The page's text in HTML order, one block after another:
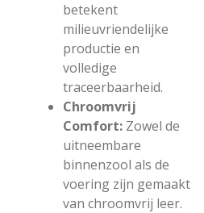
betekent
milieuvriendelijke
productie en
volledige
traceerbaarheid.
Chroomvrij
Comfort: Zowel de
uitneembare
binnenzool als de
voering zijn gemaakt
van chroomvrij leer.